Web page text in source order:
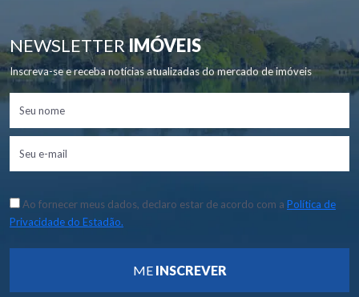
NEWSLETTERIMÓVEIS
Inscreva-se e receba notícias atualizadas do mercado de imóveis
Ao fornecer meus dados, declaro estar de acordo com a Política de
Privacidade do Estadão.
ME INSCREVER